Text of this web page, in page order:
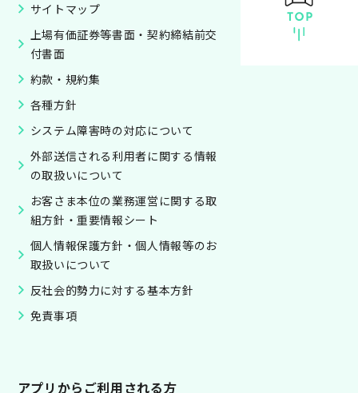
サイトマップ
上場有価証券等書面・契約締結前交
付書面
約款・規約集
各種方針
システム障害時の対応について
外部送信される利用者に関する情報
の取扱いについて
お客さま本位の業務運営に関する取
組方針・重要情報シート
個人情報保護方針・個人情報等のお
取扱いについて
反社会的勢力に対する基本方針
免責事項
アプリからご利用される方